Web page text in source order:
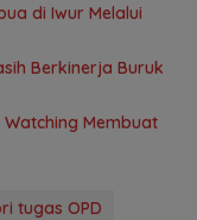
di Iwur Melalui
Berkinerja Buruk
Watching Membuat
tugas OPD